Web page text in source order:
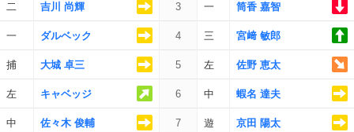
二 吉川 尚輝 3 一 筒香 嘉智
一 ダルベック 4 三 宮﨑 敏郎
捕 大城 卓三 5 左 佐野 恵太
左 キャベッジ 6 中 蝦名 達夫
中 佐々木 俊輔 7 遊 京田 陽太